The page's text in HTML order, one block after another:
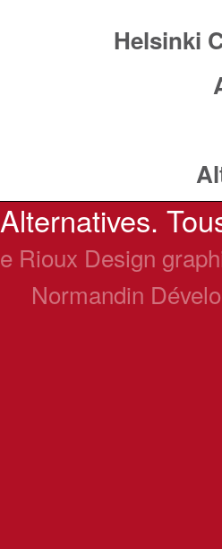
Helsinki
Rioux Design
Normandin